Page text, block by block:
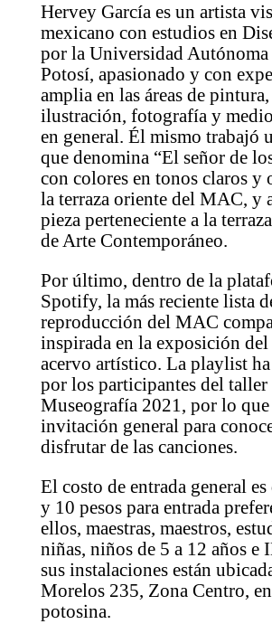
Hervey García es un artista
mexicano con estudios en
por la Universidad Autónoma
Potosí, apasionado y con
amplia en las áreas de
ilustración, fotografía y
en general. Él mismo trabajó
que denomina “El señor de
con colores en tonos claros y
la terraza oriente del MAC, y
pieza perteneciente a la
de Arte Contemporáneo.
Por último, dentro de la
Spotify, la más reciente lista
reproducción del MAC
inspirada en la exposición
acervo artístico. La playlist
por los participantes del taller
Museografía 2021, por lo que
invitación general para
disfrutar de las canciones.
El costo de entrada general es
y 10 pesos para entrada
ellos, maestras, maestros,
niñas, niños de 5 a 12 años
sus instalaciones están
Morelos 235, Zona Centro,
potosina.